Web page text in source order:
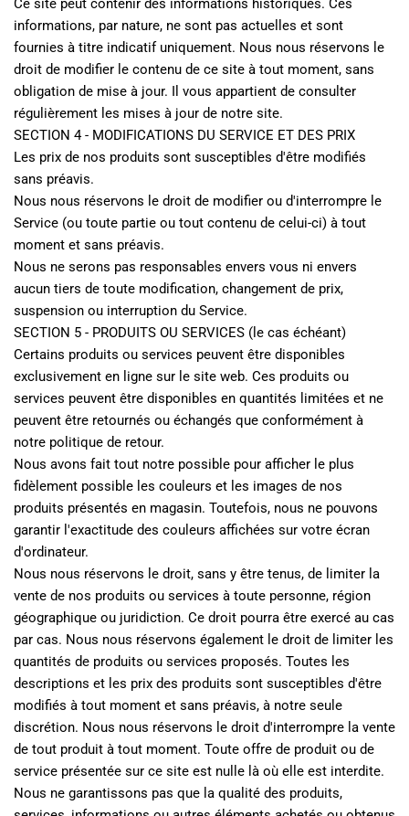
Ce site peut contenir des informations historiques. Ces
informations, par nature, ne sont pas actuelles et sont
fournies à titre indicatif uniquement. Nous nous réservons le
droit de modifier le contenu de ce site à tout moment, sans
obligation de mise à jour. Il vous appartient de consulter
régulièrement les mises à jour de notre site.
SECTION 4 - MODIFICATIONS DU SERVICE ET DES PRIX
Les prix de nos produits sont susceptibles d'être modifiés
sans préavis.
Nous nous réservons le droit de modifier ou d'interrompre le
Service (ou toute partie ou tout contenu de celui-ci) à tout
moment et sans préavis.
Nous ne serons pas responsables envers vous ni envers
aucun tiers de toute modification, changement de prix,
suspension ou interruption du Service.
SECTION 5 - PRODUITS OU SERVICES (le cas échéant)
Certains produits ou services peuvent être disponibles
exclusivement en ligne sur le site web. Ces produits ou
services peuvent être disponibles en quantités limitées et ne
peuvent être retournés ou échangés que conformément à
notre politique de retour.
Nous avons fait tout notre possible pour afficher le plus
fidèlement possible les couleurs et les images de nos
produits présentés en magasin. Toutefois, nous ne pouvons
garantir l'exactitude des couleurs affichées sur votre écran
d'ordinateur.
Nous nous réservons le droit, sans y être tenus, de limiter la
vente de nos produits ou services à toute personne, région
géographique ou juridiction. Ce droit pourra être exercé au cas
par cas. Nous nous réservons également le droit de limiter les
quantités de produits ou services proposés. Toutes les
descriptions et les prix des produits sont susceptibles d'être
modifiés à tout moment et sans préavis, à notre seule
discrétion. Nous nous réservons le droit d'interrompre la vente
de tout produit à tout moment. Toute offre de produit ou de
service présentée sur ce site est nulle là où elle est interdite.
Nous ne garantissons pas que la qualité des produits,